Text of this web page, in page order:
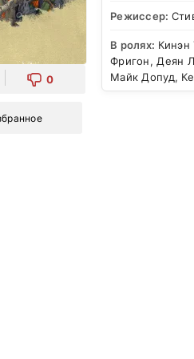
0
Режиссер:
В ролях:
Фригон, Деян
Майк Допуд,